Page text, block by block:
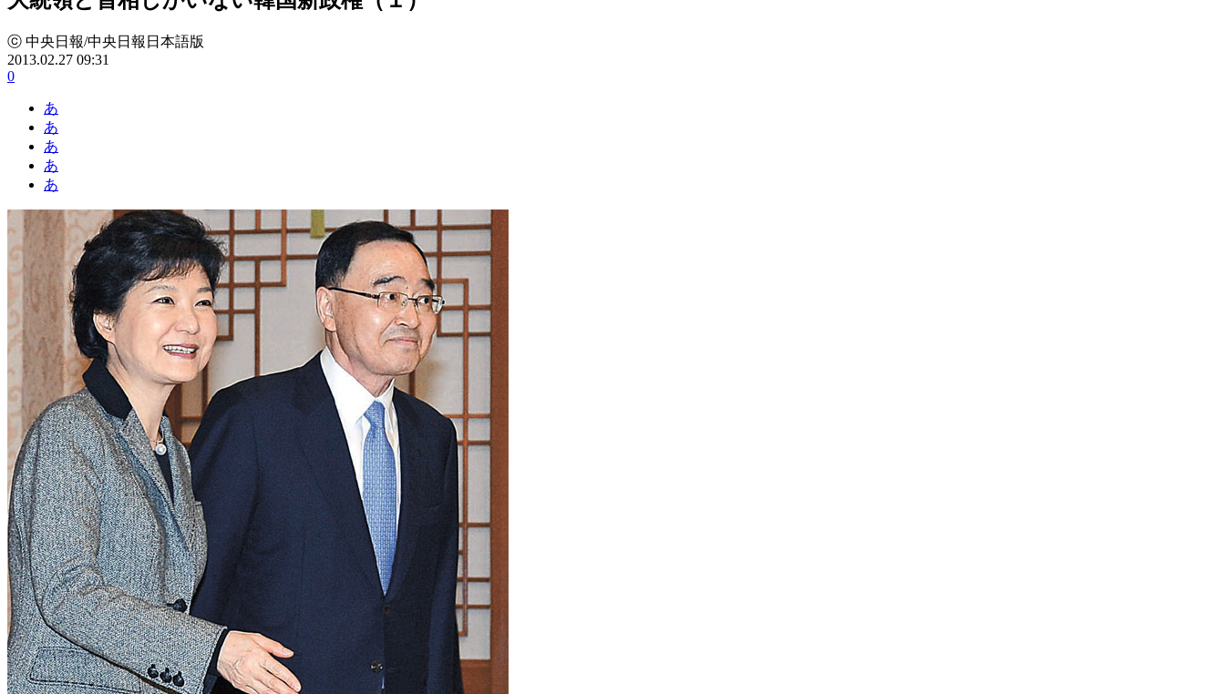
ⓒ 中央日報/中央日報日本語版
2013.02.27 09:31
0
あ
あ
あ
あ
あ